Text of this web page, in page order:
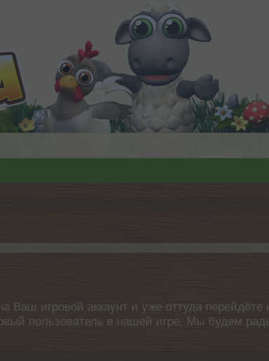
Ваш игровой аккаунт и уже оттуда перейдёте
пользователь в нашей игре. Мы будем